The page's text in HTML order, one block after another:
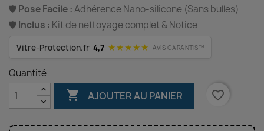
🛡️ Pose Facile :Adhérence Nano-silicone (Sans bulles)
🛡️ Inclus : Kit de nettoyage complet & Notice
Vitre-Protection.fr 4,7 ★★★★★ AVIS GARANTIS™
Quantité
 AJOUTER AU PANIER favorite_border